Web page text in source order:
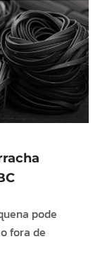
pode
fora de